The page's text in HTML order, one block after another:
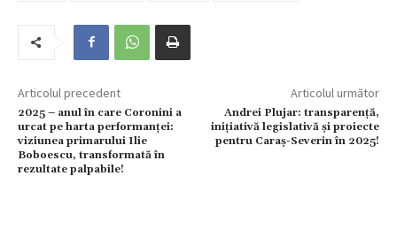
Articolul precedent
2025 – anul în care Coronini a
urcat pe harta performanței:
viziunea primarului Ilie
Boboescu, transformată în
rezultate palpabile!
Articolul următor
Andrei Plujar: transparență,
inițiativă legislativă și proiecte
pentru Caraș-Severin în 2025!